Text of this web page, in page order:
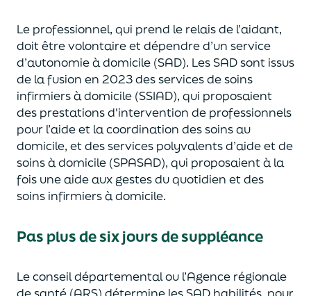
Le professionnel, qui prend le relaisde l’aidant,
doit être volontaire et dépendred’un service
d’autonomie à domicile (SAD). Les SAD sont issus
de la fusion en 2023 desservices desoins
infirmiers àdomicile (SSIAD), qui proposaient
des prestations d'intervention de professionnels
pour l’aide et la coordination des soins au
domicile, etdesservices polyvalents d’aide et de
soins à domicile (SPASAD), qui proposaient à la
fois uneaide aux gestes du quotidien etdes
soins infirmiers à domicile.
Pas plus de six jours de suppléance
Leconseil départemental ou l’Agence régionale